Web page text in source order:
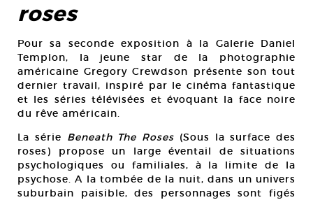
roses
Pour sa seconde exposition à la Galerie Daniel
Templon, la jeune star de la photographie
américaine Gregory Crewdson présente son tout
dernier travail, inspiré par le cinéma fantastique
et les séries télévisées et évoquant la face noire
du rêve américain.
La série Beneath The Roses (Sous la surface des
roses) propose un large éventail de situations
psychologiques ou familiales, à la limite de la
psychose. A la tombée de la nuit, dans un univers
suburbain paisible, des personnages sont figés